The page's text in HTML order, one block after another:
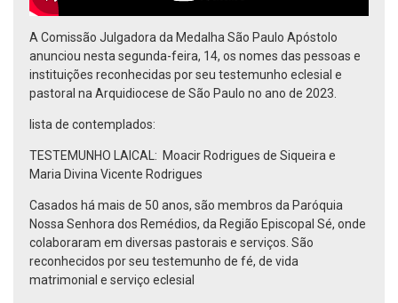
A Comissão Julgadora da Medalha São Paulo Apóstolo
anunciou nesta segunda-feira, 14, os nomes das pessoas e
instituições reconhecidas por seu testemunho eclesial e
pastoral na Arquidiocese de São Paulo no ano de 2023.
lista de contemplados:
TESTEMUNHO LAICAL: Moacir Rodrigues de Siqueira e
Maria Divina Vicente Rodrigues
Casados há mais de 50 anos, são membros da Paróquia
Nossa Senhora dos Remédios, da Região Episcopal Sé, onde
colaboraram em diversas pastorais e serviços. São
reconhecidos por seu testemunho de fé, de vida
matrimonial e serviço eclesial